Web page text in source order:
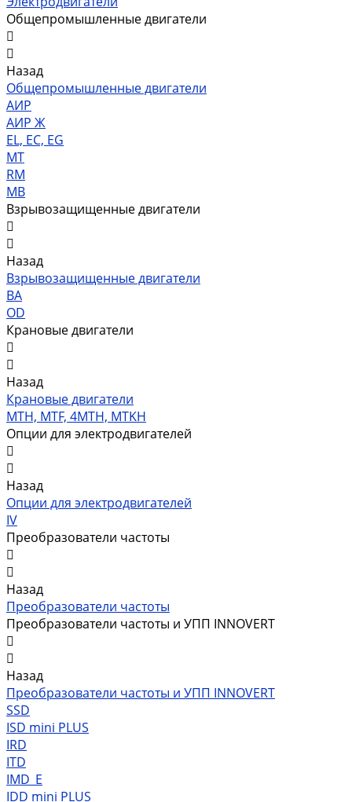
Общепромышленные двигатели
Назад
Общепромышленные двигатели
АИР
АИР Ж
EL, EC, EG
MT
RM
MB
Взрывозащищенные двигатели
Назад
Взрывозащищенные двигатели
ВА
OD
Крановые двигатели
Назад
Крановые двигатели
MTH, MTF, 4MTH, MTKH
Опции для электродвигателей
Назад
Опции для электродвигателей
IV
Преобразователи частоты
Назад
Преобразователи частоты
Преобразователи частоты и УПП INNOVERT
Назад
Преобразователи частоты и УПП INNOVERT
SSD
ISD mini PLUS
IRD
ITD
IMD_E
IDD mini PLUS